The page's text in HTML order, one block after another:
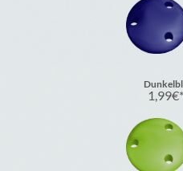
1,99€